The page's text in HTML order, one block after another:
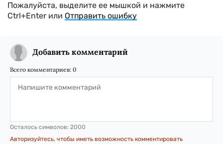
Пожалуйста, выделите ее мышкой и нажмите
Ctrl+Enter или Отправить ошибку
Добавить комментарий
Всего комментариев: 0
Осталось символов: 2000
Авторизуйтесь, чтобы иметь возможность комментировать